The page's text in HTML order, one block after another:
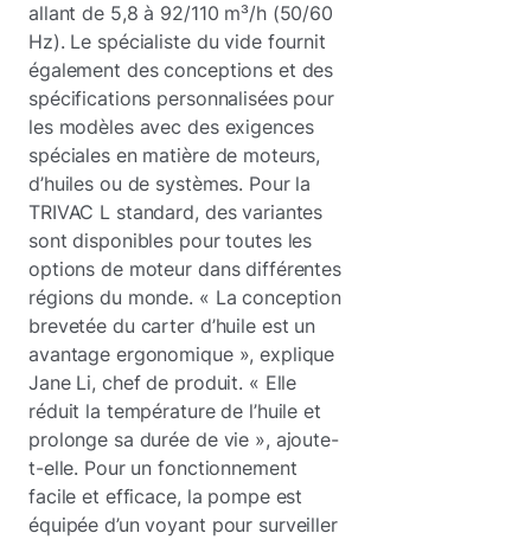
allant de 5,8 à 92/110 m³/h (50/60
Hz). Le spécialiste du vide fournit
également des conceptions et des
spécifications personnalisées pour
les modèles avec des exigences
spéciales en matière de moteurs,
d’huiles ou de systèmes. Pour la
TRIVAC L standard, des variantes
sont disponibles pour toutes les
options de moteur dans différentes
régions du monde. « La conception
brevetée du carter d’huile est un
avantage ergonomique », explique
Jane Li, chef de produit. « Elle
réduit la température de l’huile et
prolonge sa durée de vie », ajoute-
t-elle. Pour un fonctionnement
facile et efficace, la pompe est
équipée d’un voyant pour surveiller